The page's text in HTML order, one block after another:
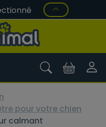
pour votre chien
calmant